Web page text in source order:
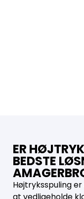
ER
BEDSTE
Højtryksspuling